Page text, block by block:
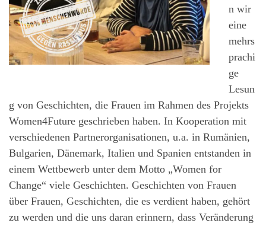
n wir
eine
mehrs
prachi
ge
Lesun
g von Geschichten, die Frauen im Rahmen des Projekts
Women4Future geschrieben haben. In Kooperation mit
verschiedenen Partnerorganisationen, u.a. in Rumänien,
Bulgarien, Dänemark, Italien und Spanien entstanden in
einem Wettbewerb unter dem Motto „Women for
Change“ viele Geschichten. Geschichten von Frauen
über Frauen, Geschichten, die es verdient haben, gehört
zu werden und die uns daran erinnern, dass Veränderung